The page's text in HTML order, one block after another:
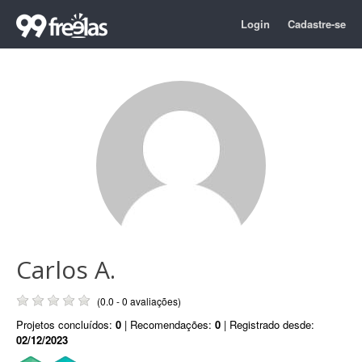
Login Cadastre-se
Carlos A.
(0.0 - 0 avaliações)
Projetos concluídos: 0 | Recomendações: 0 | Registrado desde:
02/12/2023